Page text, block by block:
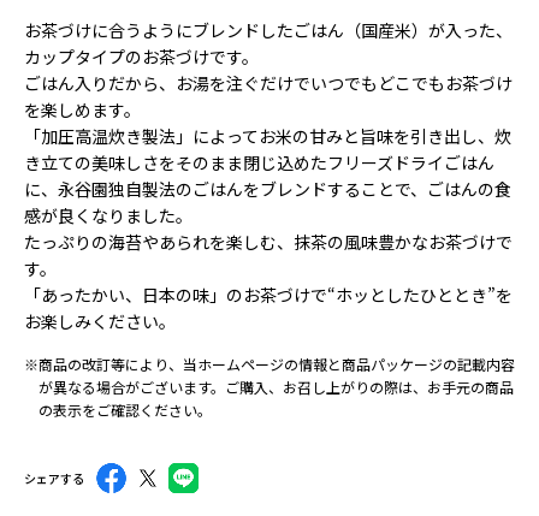
お茶づけに合うようにブレンドしたごはん（国産米）が入った、
カップタイプのお茶づけです。
ごはん入りだから、お湯を注ぐだけでいつでもどこでもお茶づけ
を楽しめます。
「加圧高温炊き製法」によってお米の甘みと旨味を引き出し、炊
き立ての美味しさをそのまま閉じ込めたフリーズドライごはん
に、永谷園独自製法のごはんをブレンドすることで、ごはんの食
感が良くなりました。
たっぷりの海苔やあられを楽しむ、抹茶の風味豊かなお茶づけで
す。
「あったかい、日本の味」のお茶づけで“ホッとしたひととき”を
お楽しみください。
※商品の改訂等により、当ホームページの情報と商品パッケージの記載内容
が異なる場合がございます。ご購入、お召し上がりの際は、お手元の商品
の表示をご確認ください。
シェアする